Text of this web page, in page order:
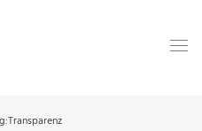
Transparenz